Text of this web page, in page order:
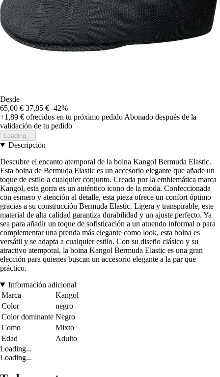
Desde
65,00 € 37,85 € -42%
+1,89 € ofrecidos en tu próximo pedido Abonado después de la
validación de tu pedido
Loading...
Descripción
Descubre el encanto atemporal de la boina Kangol Bermuda Elastic.
Esta boina de Bermuda Elastic es un accesorio elegante que añade un
toque de estilo a cualquier conjunto. Creada por la emblemática marca
Kangol, esta gorra es un auténtico icono de la moda. Confeccionada
con esmero y atención al detalle, esta pieza ofrece un confort óptimo
gracias a su construcción Bermuda Elastic. Ligera y transpirable, este
material de alta calidad garantiza durabilidad y un ajuste perfecto. Ya
sea para añadir un toque de sofisticación a un atuendo informal o para
complementar una prenda más elegante como look, esta boina es
versátil y se adapta a cualquier estilo. Con su diseño clásico y su
atractivo atemporal, la boina Kangol Bermuda Elastic es una gran
elección para quienes buscan un accesorio elegante a la par que
práctico.
Información adicional
Marca
Kangol
Color
negro
Color dominante Negro
Como
Mixto
Edad
Adulto
Loading...
Loading...